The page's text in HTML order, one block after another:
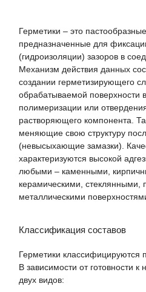
Герметики – это
предназначенные для
(гидроизоляции) зазоров в
Механизм действия данных
создании герметизирующего
обрабатываемой поверхности
полимеризации или
растворяющего компонента.
меняющие свою структуру
(невысыхающие замазки).
характеризуются высокой
любыми – каменными,
керамическими, стеклянными,
металлическими
Классификация составов
Герметики классифицируются
В зависимости от готовности
двух видов: